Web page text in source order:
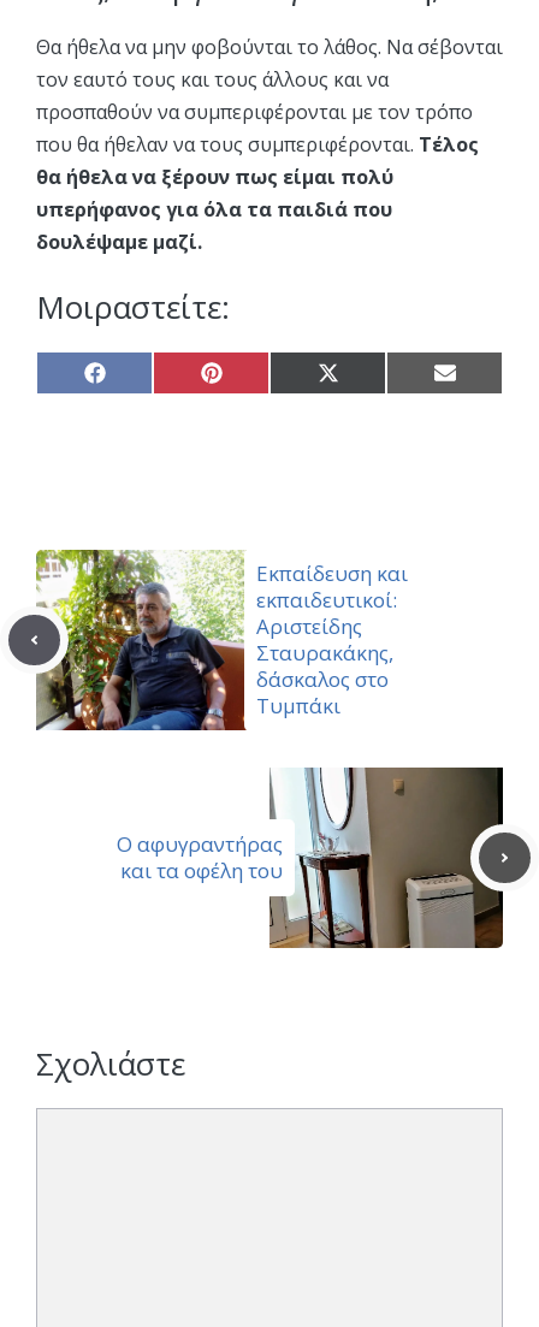
Θα ήθελα να μην φοβούνται το λάθος. Να σέβονται
τον εαυτό τους και τους άλλους και να
προσπαθούν να συμπεριφέρονται με τον τρόπο
που θα ήθελαν να τους συμπεριφέρονται. Τέλος
θα ήθελα να ξέρουν πως είμαι πολύ
υπερήφανος για όλα τα παιδιά που
δουλέψαμε μαζί.
Μοιραστείτε:
Share
on
Share
on
Share
on
Share
on
Εκπαίδευση και
εκπαιδευτικοί:
Αριστείδης
Σταυρακάκης,
δάσκαλος στο
Τυμπάκι
Ο αφυγραντήρας
και τα οφέλη του
Σχολιάστε